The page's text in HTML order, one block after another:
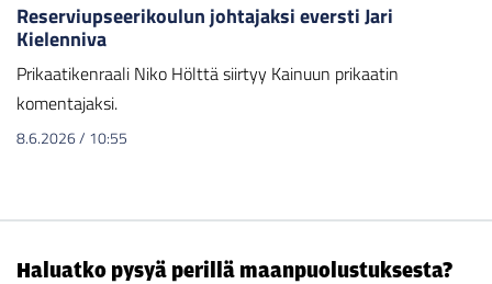
Reserviupseerikoulun johtajaksi eversti Jari
Kielenniva
Prikaatikenraali Niko Hölttä siirtyy Kainuun prikaatin
komentajaksi.
8.6.2026/ 10:55
Haluatko pysyä perillä maanpuolustuksesta?